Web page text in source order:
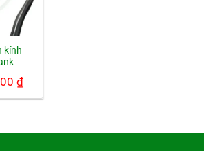
kính
₫Giá
hiện
tại